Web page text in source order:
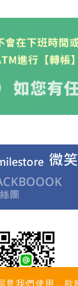
我們使用。欲